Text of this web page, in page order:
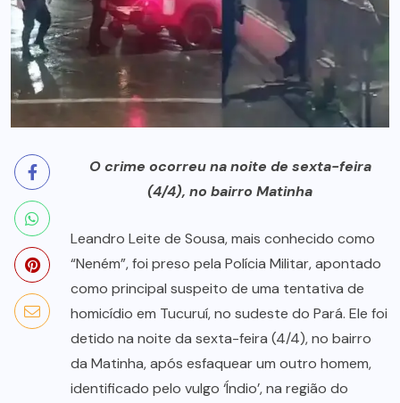
O crime ocorreu na noite de sexta-feira
(4/4), no bairro Matinha
Leandro Leite de Sousa, mais conhecido como
“Neném”, foi preso pela Polícia Militar, apontado
como principal suspeito de uma tentativa de
homicídio em Tucuruí, no sudeste do Pará. Ele foi
detido na noite da sexta-feira (4/4), no bairro
da Matinha, após esfaquear um outro homem,
identificado pelo vulgo ‘Índio’, na região do